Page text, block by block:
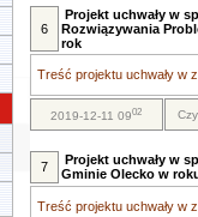
6
Projekt uchwały w
Rozwiązywania
rok
Treść projektu uchwały w
2019-12-11 0902
7
Projekt uchwały w
Gminie Olecko w
Treść projektu uchwały w